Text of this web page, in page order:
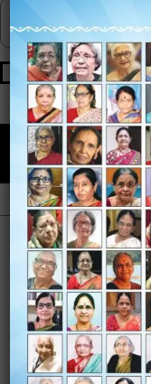
Save my name,
the next time I
అక్షరయాన్ –
తెలుగు మహిళా